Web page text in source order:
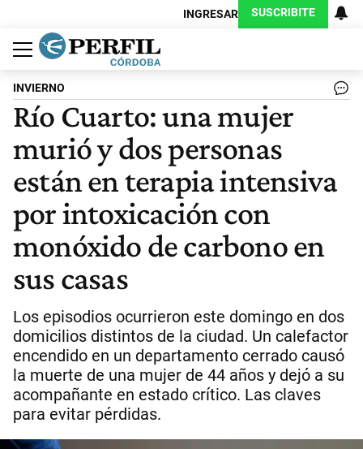
INGRESAR SUSCRIBITE
Política
Economía
Judiciales
Sociedad
Cultura
Espectáculos
Deportes
Protagonistas
INVIERNO
Río Cuarto: una mujer
murió y dos personas
están en terapia intensiva
por intoxicación con
monóxido de carbono en
sus casas
Los episodios ocurrieron este domingo en dos
domicilios distintos de la ciudad. Un calefactor
encendido en un departamento cerrado causó
la muerte de una mujer de 44 años y dejó a su
acompañante en estado crítico. Las claves
para evitar pérdidas.